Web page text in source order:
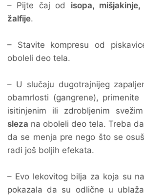
– Pijte čaj od isopa,
žalfije.
– Stavite kompresu od
oboleli deo tela.
– U slučaju dugotrajnijeg
obamrlosti (gangrene),
isitinjenim ili zdrobljenim
sleza na oboleli deo tela. Treba
da se menja pre nego što se
radi još boljih efekata.
– Evo lekovitog bilja za koja su
pokazala da su odlične u